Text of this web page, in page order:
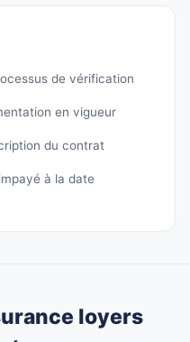
de vérification
en vigueur
du contrat
à la date
loyers